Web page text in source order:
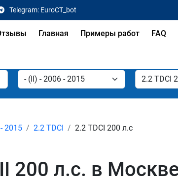
Telegram: EuroCT_bot
Главная Примеры работ FAQ
2015 2.2 TDCI 2.2 TDCI 200 л.с
200 л.с. в